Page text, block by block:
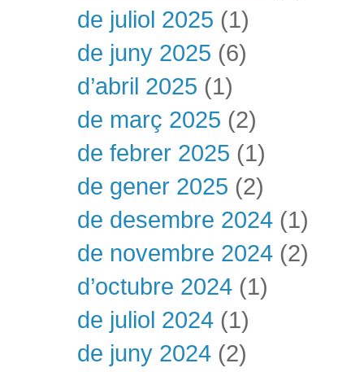
de juliol 2025 (1)
de juny 2025 (6)
d’abril 2025 (1)
de març 2025 (2)
de febrer 2025 (1)
de gener 2025 (2)
de desembre 2024 (1)
de novembre 2024 (2)
d’octubre 2024 (1)
de juliol 2024 (1)
de juny 2024 (2)